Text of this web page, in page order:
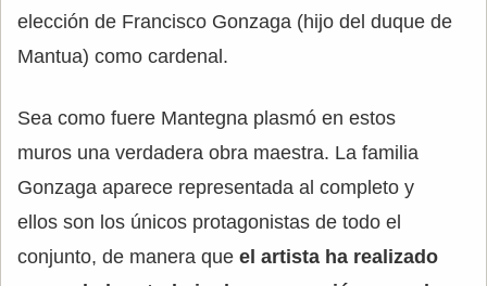
elección de Francisco Gonzaga (hijo del duque de
Mantua) como cardenal.
Sea como fuere Mantegna plasmó en estos
muros una verdadera obra maestra. La familia
Gonzaga aparece representada al completo y
ellos son los únicos protagonistas de todo el
conjunto, de manera que el artista ha realizado